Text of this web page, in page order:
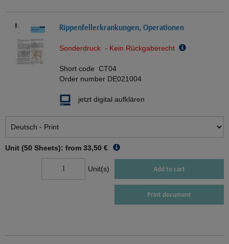
Rippenfellerkrankungen, Operationen
Sonderdruck - Kein Rückgaberecht
Short code CT04
Order number DE021004
jetzt digital aufklären
Unit (50 Sheets): from 33,50 €
Unit(s) Add to cart
Print document